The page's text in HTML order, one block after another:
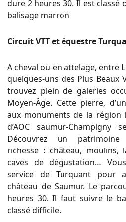
dure 2 heures 30. Il est classé
balisage marron
Circuit VTT et équestre
A cheval ou en attelage, entre
quelques-uns des Plus Beaux
trouvez plein de galeries
Moyen-Âge. Cette pierre,
aux monuments de la région
d’AOC saumur-Champigny
Découvrez un patrimoine
richesse : château, moulins,
caves de dégustation…
service de Turquant pour
château de Saumur. Le
heures 30. Il faut suivre le
classé difficile.